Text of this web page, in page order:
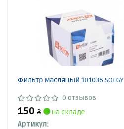
Фильтр масляный 101036 SOLGY
0 отзывов
150 ₴
на складе
Артикул: